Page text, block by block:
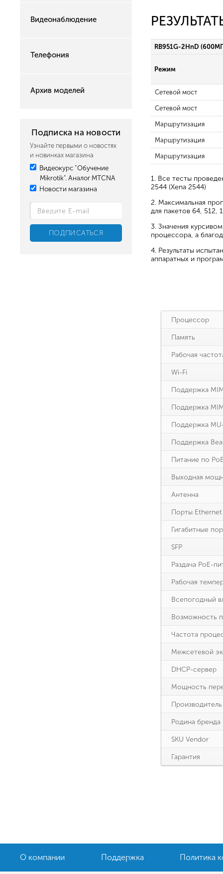
Видеонаблюдение
Телефония
Архив моделей
Подписка на новости
Узнайте первыми о новостях
и новинках магазина
Видеокурс "Обучение
Mikrotik". Аналог MTCNA
Новости магазина
RB951G-2HnD
Режим
Сетевой мост
Сетевой мост
Маршрутизация
Маршрутизация
Маршрутизация
1. Все тесты
2544 (Xena 2544)
2. Максимальная
для пакетов 64, 512,
3. Значения
процессора, а
4. Результаты
аппаратных и
Процессор
Память
Рабочая
Wi-Fi
Поддержка
Поддержка
Поддержка
Поддержка
Питание по
Выходная
Антенна
Порты Ethernet
Гигабитные
SFP
Раздача PoE-
Рабочая
Всепогодный
Возможность
Частота
Межсетевой
DHCP-сервер
Мощность
Производитель
Родина бренда
SKU Vendor
Гарантия
О компании Поддержка Политика